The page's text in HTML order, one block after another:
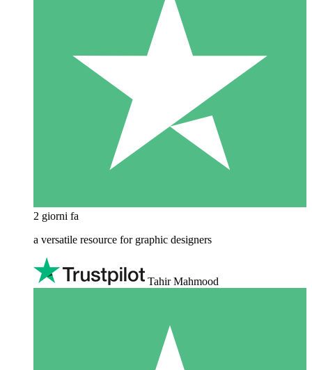
2 giorni fa
a versatile resource for graphic designers
Tahir Mahmood